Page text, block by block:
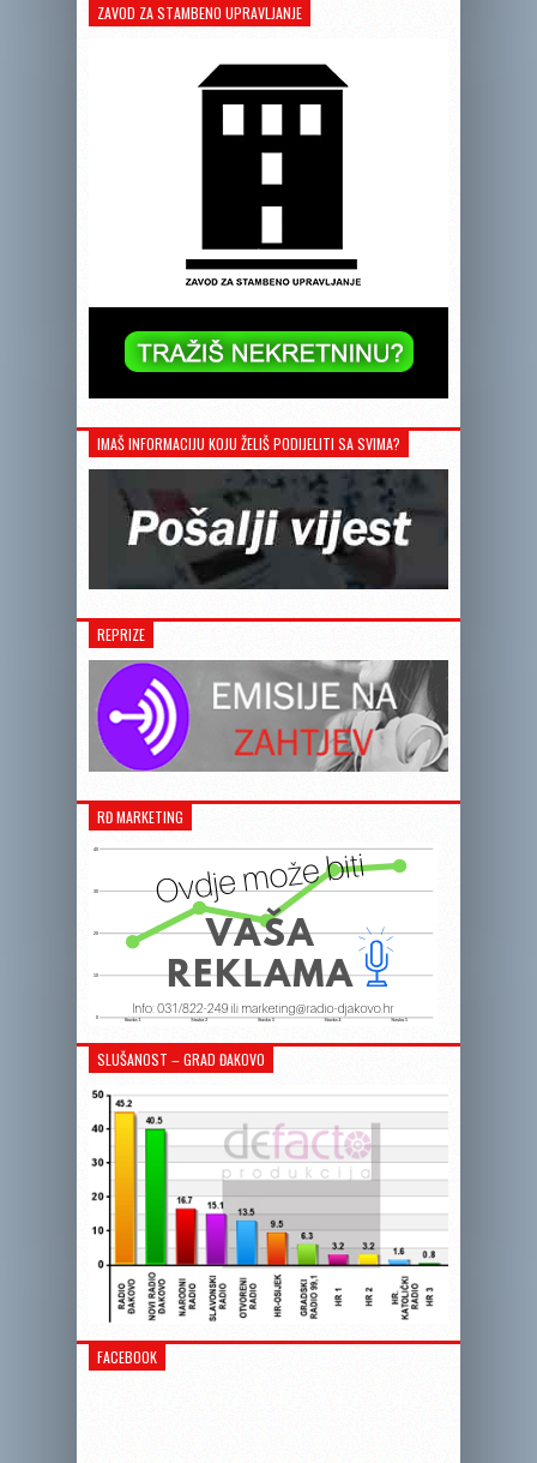
ZAVOD ZA STAMBENO UPRAVLJANJE
IMAŠ INFORMACIJU KOJU ŽELIŠ PODIJELITI SA SVIMA?
REPRIZE
RĐ MARKETING
SLUŠANOST – GRAD ĐAKOVO
FACEBOOK